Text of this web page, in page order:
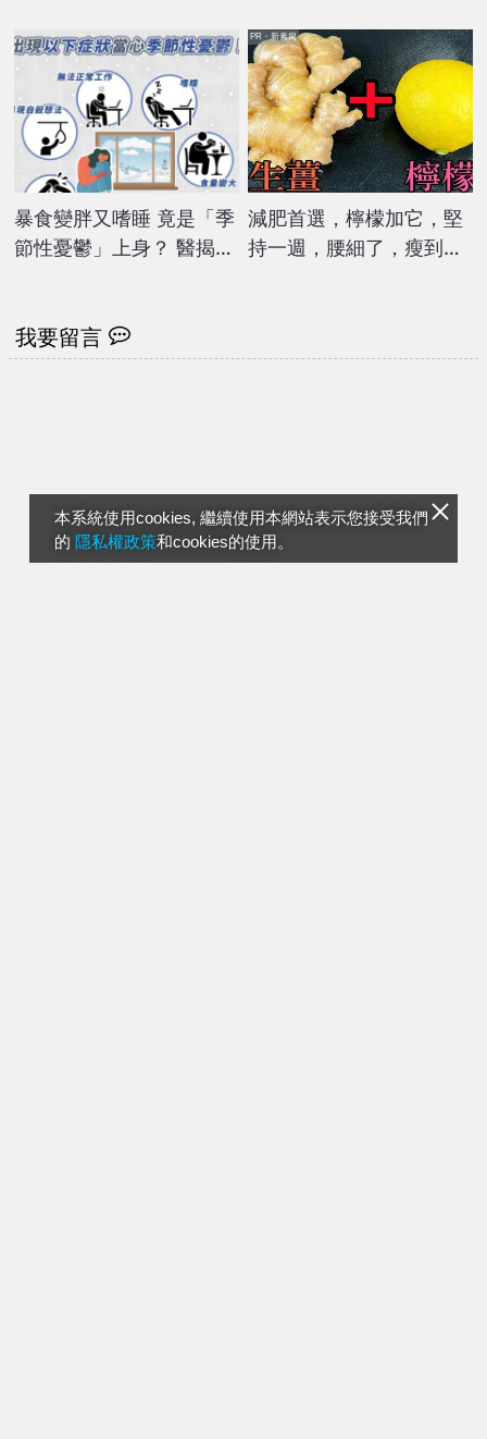
本系統使用cookies, 繼續使用本網站表示您接受我們
的 隱私權政策和cookies的使用。
暴食變胖又嗜睡 竟是「季
節性憂鬱」上身？ 醫揭3
減肥首選，檸檬加它，堅
持一週，腰細了，瘦到你
PR・新素簡
我要留言